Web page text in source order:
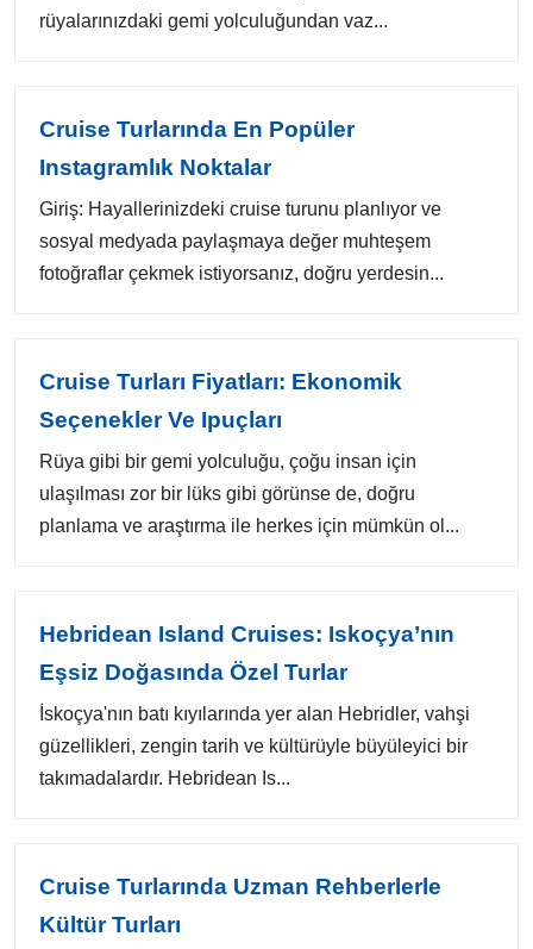
rüyalarınızdaki gemi yolculuğundan vaz...
Cruise Turlarında En Popüler
Instagramlık Noktalar
Giriş: Hayallerinizdeki cruise turunu planlıyor ve
sosyal medyada paylaşmaya değer muhteşem
fotoğraflar çekmek istiyorsanız, doğru yerdesin...
Cruise Turları Fiyatları: Ekonomik
Seçenekler Ve Ipuçları
Rüya gibi bir gemi yolculuğu, çoğu insan için
ulaşılması zor bir lüks gibi görünse de, doğru
planlama ve araştırma ile herkes için mümkün ol...
Hebridean Island Cruises: Iskoçya’nın
Eşsiz Doğasında Özel Turlar
İskoçya'nın batı kıyılarında yer alan Hebridler, vahşi
güzellikleri, zengin tarih ve kültürüyle büyüleyici bir
takımadalardır. Hebridean Is...
Cruise Turlarında Uzman Rehberlerle
Kültür Turları